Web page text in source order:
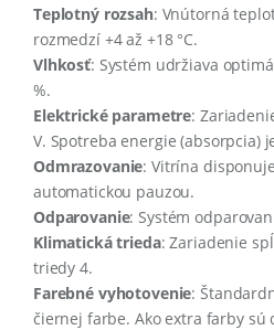
Teplotný rozsah: Vnútorná
rozmedzí +4 až +18 °C.
Vlhkosť: Systém udržiava
%.
Elektrické parametre:
V. Spotreba energie (absorpcia)
Odmrazovanie: Vitrína
automatickou pauzou.
Odparovanie: Systém
Klimatická trieda: Zariadenie
triedy 4.
Farebné vyhotovenie:
čiernej farbe. Ako extra farby sú